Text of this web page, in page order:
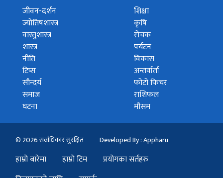
जीवन-दर्शन
ज्योतिषशास्त्र
वास्तुशास्त्र
शास्त्र
नीति
टिप्स
सौन्दर्य
समाज
घटना
शिक्षा
कृषि
रोचक
पर्यटन
विकास
अन्तर्वार्ता
फोटो फिचर
राशिफल
मौसम
© 2026 सर्वाधिकार सुरक्षित Developed By : Appharu
हाम्रो बारेमा हाम्रो टिम
प्रयोगका सर्तहरु